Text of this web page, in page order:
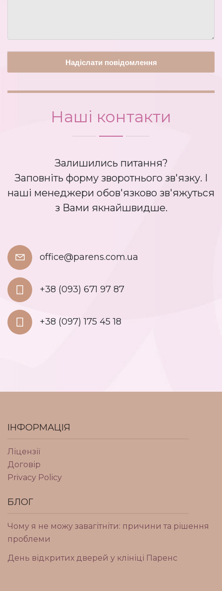
Наші контакти
Залишились питання?
Заповніть форму зворотнього зв'язку. І
наші менеджери обов'язково зв'яжуться
з Вами якнайшвидше.
office@parens.com.ua
+38 (093) 671 97 87
+38 (097) 175 45 18
ІНФОРМАЦІЯ
Ліцензії
Договір
Privacy Policy
БЛОГ
Чому я не можу завагітніти: причини та рішення
проблеми
День відкритих дверей у клініці Паренс